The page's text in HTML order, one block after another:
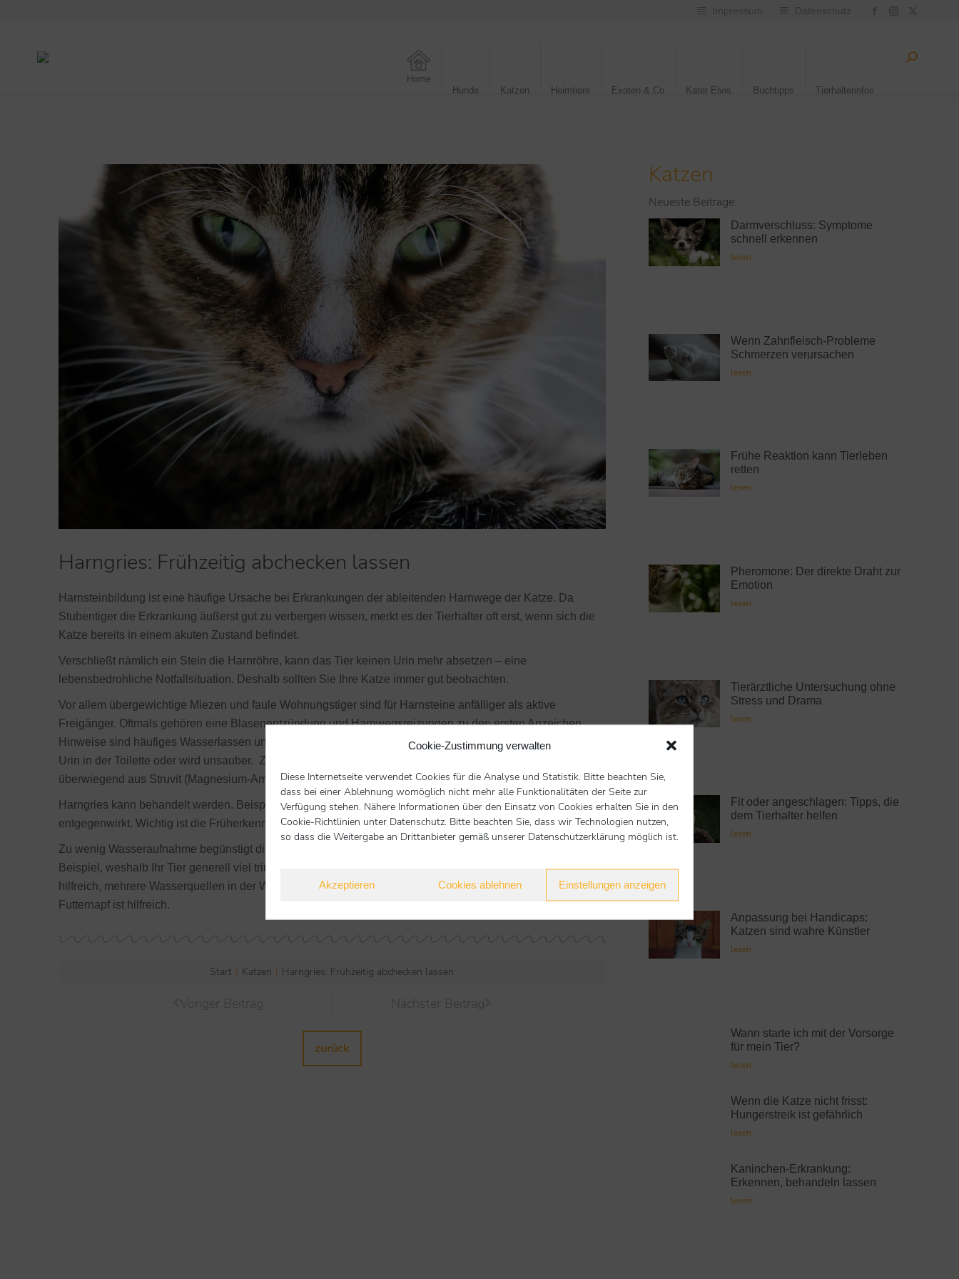
Cookie-Zustimmung verwalten
Diese Internetseite verwendet Cookies für die Analyse und Statistik. Bitte beachten Sie,
dass bei einer Ablehnung womöglich nicht mehr alle Funktionalitäten der Seite zur
Verfügung stehen. Nähere Informationen über den Einsatz von Cookies erhalten Sie in den
Cookie-Richtlinien unter Datenschutz. Bitte beachten Sie, dass wir Technologien nutzen,
so dass die Weitergabe an Drittanbieter gemäß unserer Datenschutzerklärung möglich ist.
Akzeptieren Cookies ablehnen Einstellungen anzeigen
Impressum Datenschutz
Home
Hunde
Katzen Heimtiere Exoten & Co Kater Elvis Buchtipps Tierhalterinfos
Harngries: Frühzeitig abchecken lassen
Harnsteinbildung ist eine häufige Ursache bei Erkrankungen der ableitenden Harnwege der Katze. Da
Stubentiger die Erkrankung äußerst gut zu verbergen wissen, merkt es der Tierhalter oft erst, wenn sich die
Katze bereits in einem akuten Zustand befindet.
Verschließt nämlich ein Stein die Harnröhre, kann das Tier keinen Urin mehr absetzen – eine
lebensbedrohliche Notfallsituation. Deshalb sollten Sie Ihre Katze immer gut beobachten.
Vor allem übergewichtige Miezen und faule Wohnungstiger sind für Harnsteine anfälliger als aktive
Freigänger. Oftmals gehören eine Blasenentzündung und Harnwegsreizungen zu den ersten Anzeichen.
Hinweise sind häufiges Wasserlassen und übermäßiges Trinken. Oft hinterlässt die Katze nur einige Tropfen
Urin in der Toilette oder wird unsauber. Zahlreiche Steine bestehen neben unterschiedlichen Salzen
überwiegend aus Struvit (Magnesium-Ammonium-Phosphat) und Kalziumoxalat.
Harngries kann behandelt werden. Beispielsweise gibt es spezielles Futter, das der Erkrankung
entgegenwirkt. Wichtig ist die Früherkennung, damit kein Notfall eintritt.
Zu wenig Wasseraufnahme begünstigt die Entstehung von Harnsteinen. Harngries ist deshalb nur ein
Beispiel, weshalb Ihr Tier generell viel trinken sollte. Da Samtpfoten „Gelegenheitstrinker“ sind, ist es
hilfreich, mehrere Wasserquellen in der Wohnung zu verteilen. Auch die Zugabe von Wasser in den
Futternapf ist hilfreich.
Start Katzen Harngries: Frühzeitig abchecken lassen
Voriger Beitrag Nächster Beitrag
zurück
Katzen
Neueste Beiträge:
Darmverschluss: Symptome
schnell erkennen
lesen
Wenn Zahnfleisch-Probleme
Schmerzen verursachen
lesen
Frühe Reaktion kann Tierleben
retten
lesen
Pheromone: Der direkte Draht zur
Emotion
lesen
Tierärztliche Untersuchung ohne
Stress und Drama
lesen
Fit oder angeschlagen: Tipps, die
dem Tierhalter helfen
lesen
Anpassung bei Handicaps:
Katzen sind wahre Künstler
lesen
Wann starte ich mit der Vorsorge
für mein Tier?
lesen
Wenn die Katze nicht frisst:
Hungerstreik ist gefährlich
lesen
Kaninchen-Erkrankung:
Erkennen, behandeln lassen
lesen